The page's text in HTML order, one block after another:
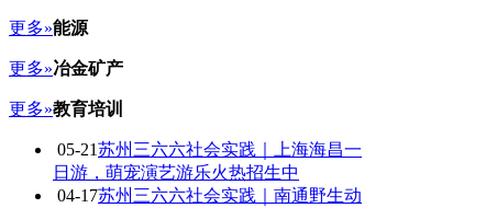
更多»能源
更多»冶金矿产
更多»教育培训
05-21苏州三六六社会实践｜上海海昌一
日游，萌宠演艺游乐火热招生中
04-17苏州三六六社会实践｜南通野生动